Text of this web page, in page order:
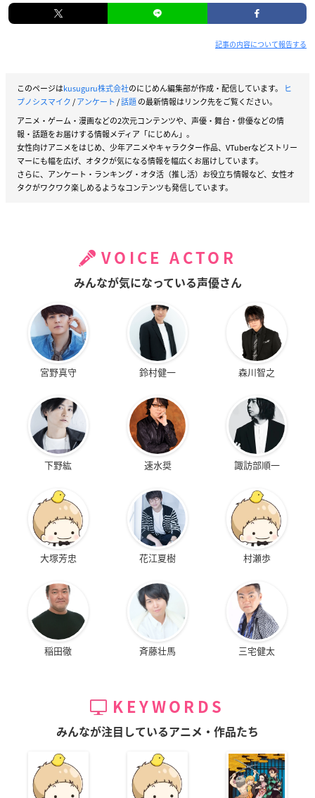
記事の内容について報告する
このページはkusuguru株式会社のにじめん編集部が作成・配信しています。
ヒ
プノシスマイク/アンケート /話題の最新情報はリンク先をご覧ください。
アニメ・ゲーム・漫画などの2次元コンテンツや、声優・舞台・俳優などの情
報・話題をお届けする情報メディア「にじめん」。
女性向けアニメをはじめ、少年アニメやキャラクター作品、VTuberなどストリー
マーにも幅を広げ、オタクが気になる情報を幅広くお届けしています。
さらに、アンケート・ランキング・オタ活（推し活）お役立ち情報など、女性オ
タクがワクワク楽しめるようなコンテンツも発信しています。
VOICE ACTOR
みんなが気になっている声優さん
宮野真守 鈴村健一 森川智之
下野紘 速水奨 諏訪部順一
大塚芳忠 花江夏樹 村瀬歩
稲田徹 斉藤壮馬 三宅健太
KEYWORDS
みんなが注目しているアニメ・作品たち